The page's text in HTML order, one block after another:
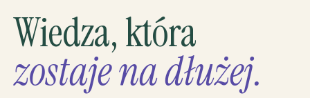
Wiedza, która
zostaje na dłużej.